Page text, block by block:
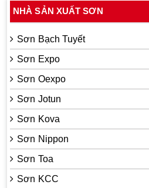
NHÀ SẢN XUẤT SƠN
Sơn Bạch Tuyết
Sơn Expo
Sơn Oexpo
Sơn Jotun
Sơn Kova
Sơn Nippon
Sơn Toa
Sơn KCC